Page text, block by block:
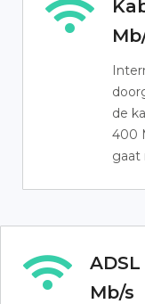
de
400
gaat
Mb/s